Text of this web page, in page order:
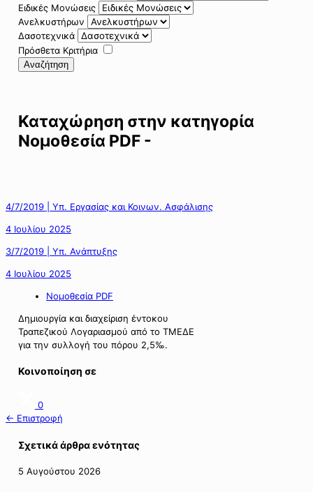
Ειδικές Μονώσεις
Ανελκυστήρων
Δασοτεχνικά
Πρόσθετα Κριτήρια
Αναζήτηση
Καταχώρηση στην κατηγορία
Νομοθεσία PDF -
4/7/2019 | Υπ. Εργασίας και Κοινων. Ασφάλισης
4 Ιουλίου 2025
3/7/2019 | Υπ. Ανάπτυξης
4 Ιουλίου 2025
Νομοθεσία PDF
Δημιουργία και διαχείριση έντοκου
Τραπεζικού Λογαριασμού από το ΤΜΕΔΕ
για την συλλογή του πόρου 2,5‰.
Κοινοποίηση σε
0
← Επιστροφή
Σχετικά άρθρα ενότητας
5 Αυγούστου 2026